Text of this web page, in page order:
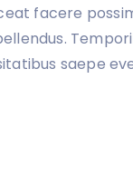
facere
saepe